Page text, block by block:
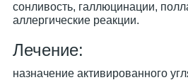
сонливость, галлюцинации,
аллергические реакции.
Лечение:
назначение активированного